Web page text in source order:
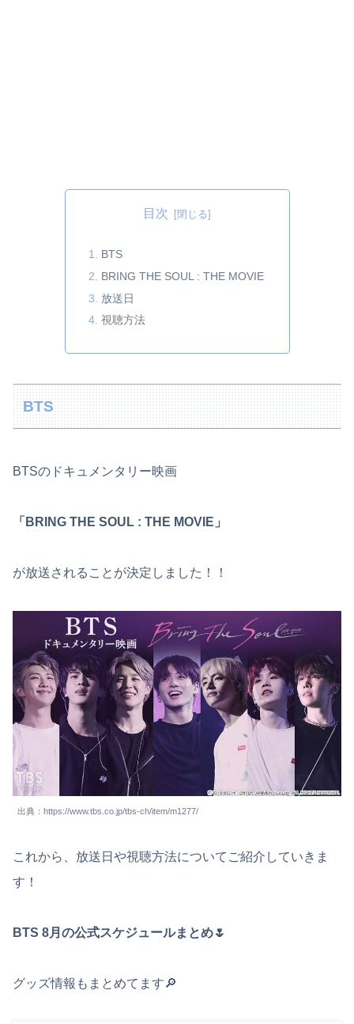
目次
BTS
BRING THE SOUL : THE MOVIE
放送日
視聴方法
BTS
BTSのドキュメンタリー映画
「BRING THE SOUL : THE MOVIE」
が放送されることが決定しました！！
出典：https://www.tbs.co.jp/tbs-ch/item/m1277/
これから、放送日や視聴方法についてご紹介していきま
す！
BTS 8月の公式スケジュールまとめ🌷
グッズ情報もまとめてます🔎